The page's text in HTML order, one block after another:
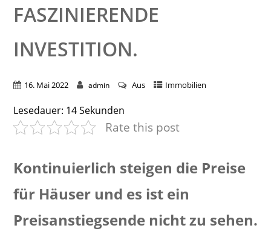
ASZINIERENDE I
NVESTITION.
16. Mai 2022 admin Aus Immobilien
Lesedauer: 14Sekunden
Rate this post
Kontinuierlich steigen die Preise
für Häuser und es ist ein
Preisanstiegsende nicht zu sehen.